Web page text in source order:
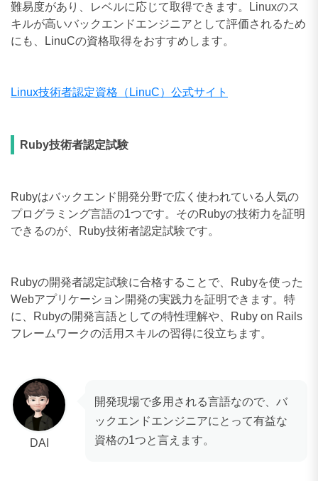
難易度があり、レベルに応じて取得できます。Linuxのス
キルが高いバックエンドエンジニアとして評価されるため
にも、LinuCの資格取得をおすすめします。
Linux技術者認定資格（LinuC）公式サイト
Ruby技術者認定試験
Rubyはバックエンド開発分野で広く使われている人気の
プログラミング言語の1つです。そのRubyの技術力を証明
できるのが、Ruby技術者認定試験です。
Rubyの開発者認定試験に合格することで、Rubyを使った
Webアプリケーション開発の実践力を証明できます。特
に、Rubyの開発言語としての特性理解や、Ruby on Rails
フレームワークの活用スキルの習得に役立ちます。
DAI
開発現場で多用される言語なので、バ
ックエンドエンジニアにとって有益な
資格の1つと言えます。